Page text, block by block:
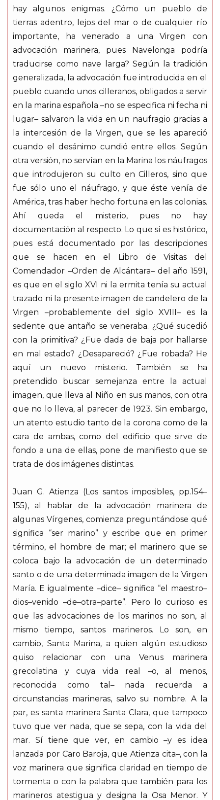
hay algunos enigmas. ¿Cómo un pueblo de
tierras adentro, lejos del mar o de cualquier río
importante, ha venerado a una Virgen con
advocación marinera, pues Navelonga podría
traducirse como nave larga? Según la tradición
generalizada, la advocación fue introducida en el
pueblo cuando unos cilleranos, obligados a servir
en la marina española –no se especifica ni fecha ni
lugar– salvaron la vida en un naufragio gracias a
la intercesión de la Virgen, que se les apareció
cuando el desánimo cundió entre ellos. Según
otra versión, no servían en la Marina los náufragos
que introdujeron su culto en Cilleros, sino que
fue sólo uno el náufrago, y que éste venía de
América, tras haber hecho fortuna en las colonias.
Ahí queda el misterio, pues no hay
documentación al respecto. Lo que sí es histórico,
pues está documentado por las descripciones
que se hacen en el Libro de Visitas del
Comendador –Orden de Alcántara– del año 1591,
es que en el siglo XVI ni la ermita tenía su actual
trazado ni la presente imagen de candelero de la
Virgen –probablemente del siglo XVIII– es la
sedente que antaño se veneraba. ¿Qué sucedió
con la primitiva? ¿Fue dada de baja por hallarse
en mal estado? ¿Desapareció? ¿Fue robada? He
aquí un nuevo misterio. También se ha
pretendido buscar semejanza entre la actual
imagen, que lleva al Niño en sus manos, con otra
que no lo lleva, al parecer de 1923. Sin embargo,
un atento estudio tanto de la corona como de la
cara de ambas, como del edificio que sirve de
fondo a una de ellas, pone de manifiesto que se
trata de dos imágenes distintas.
Juan G. Atienza (Los santos imposibles, pp.154–
155), al hablar de la advocación marinera de
algunas Vírgenes, comienza preguntándose qué
significa “ser marino” y escribe que en primer
término, el hombre de mar; el marinero que se
coloca bajo la advocación de un determinado
santo o de una determinada imagen de la Virgen
María. E igualmente –dice– significa “el maestro–
dios–venido –de–otra–parte”. Pero lo curioso es
que las advocaciones de los marinos no son, al
mismo tiempo, santos marineros. Lo son, en
cambio, Santa Marina, a quien algún estudioso
quiso relacionar con una Venus marinera
grecolatina y cuya vida real –o, al menos,
reconocida como tal– nada recuerda a
circunstancias marineras, salvo su nombre. A la
par, es santa marinera Santa Clara, que tampoco
tuvo que ver nada, que se sepa, con la vida del
mar. Sí tiene que ver, en cambio –y es idea
lanzada por Caro Baroja, que Atienza cita–, con la
voz marinera que significa claridad en tiempo de
tormenta o con la palabra que también para los
marineros atestigua y designa la Osa Menor. Y